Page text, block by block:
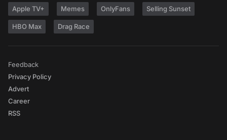
Apple TV+ Memes OnlyFans Selling Sunset
HBO Max Drag Race
Feedback
Privacy Policy
Advert
Career
RSS